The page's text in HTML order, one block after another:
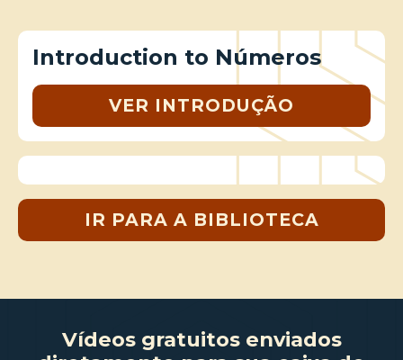
Introduction to Números
VER INTRODUÇÃO
IR PARA A BIBLIOTECA
Vídeos gratuitos enviados